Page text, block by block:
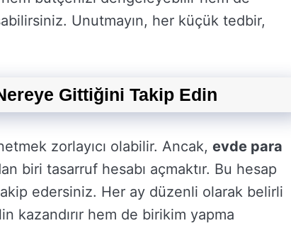
Unutmayın, her küçük tedbir,
Gittiğini Takip Edin
zorlayıcı olabilir. Ancak, evde para
biri tasarruf hesabı açmaktır. Bu hesap
edersiniz. Her ay düzenli olarak belirli
kazandırır hem de birikim yapma